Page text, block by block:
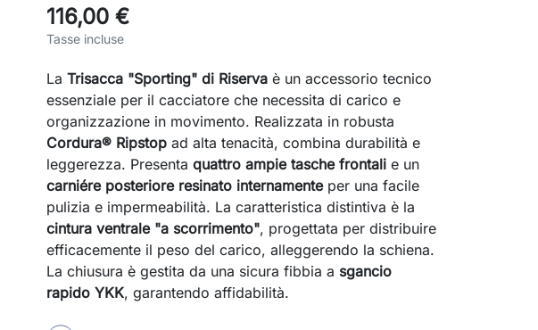
116,00 €
Tasse incluse
La Trisacca "Sporting" di Riserva è un accessorio tecnico
essenziale per il cacciatore che necessita di carico e
organizzazione in movimento. Realizzata in robusta
Cordura® Ripstop ad alta tenacità, combina durabilità e
leggerezza. Presenta quattro ampie tasche frontali e un
carniére posteriore resinato internamenteper una facile
pulizia e impermeabilità. La caratteristica distintiva è la
cintura ventrale "a scorrimento", progettata per distribuire
efficacemente il peso del carico, alleggerendo la schiena.
La chiusura è gestita da una sicura fibbia a sgancio
rapido YKK, garantendo affidabilità.